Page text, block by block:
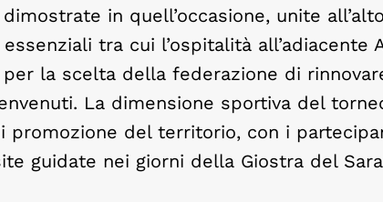
in quell’occasione, unite
tra cui l’ospitalità
la scelta della federazione di
La dimensione sportiva del
promozione del territorio, con i
guidate nei giorni della Giostra del